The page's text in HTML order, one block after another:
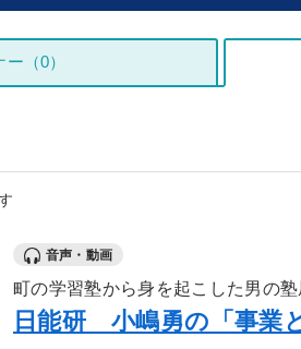
（0）
音声・動画
町の学習塾から身を起こした男の
日能研 小嶋勇の「事業